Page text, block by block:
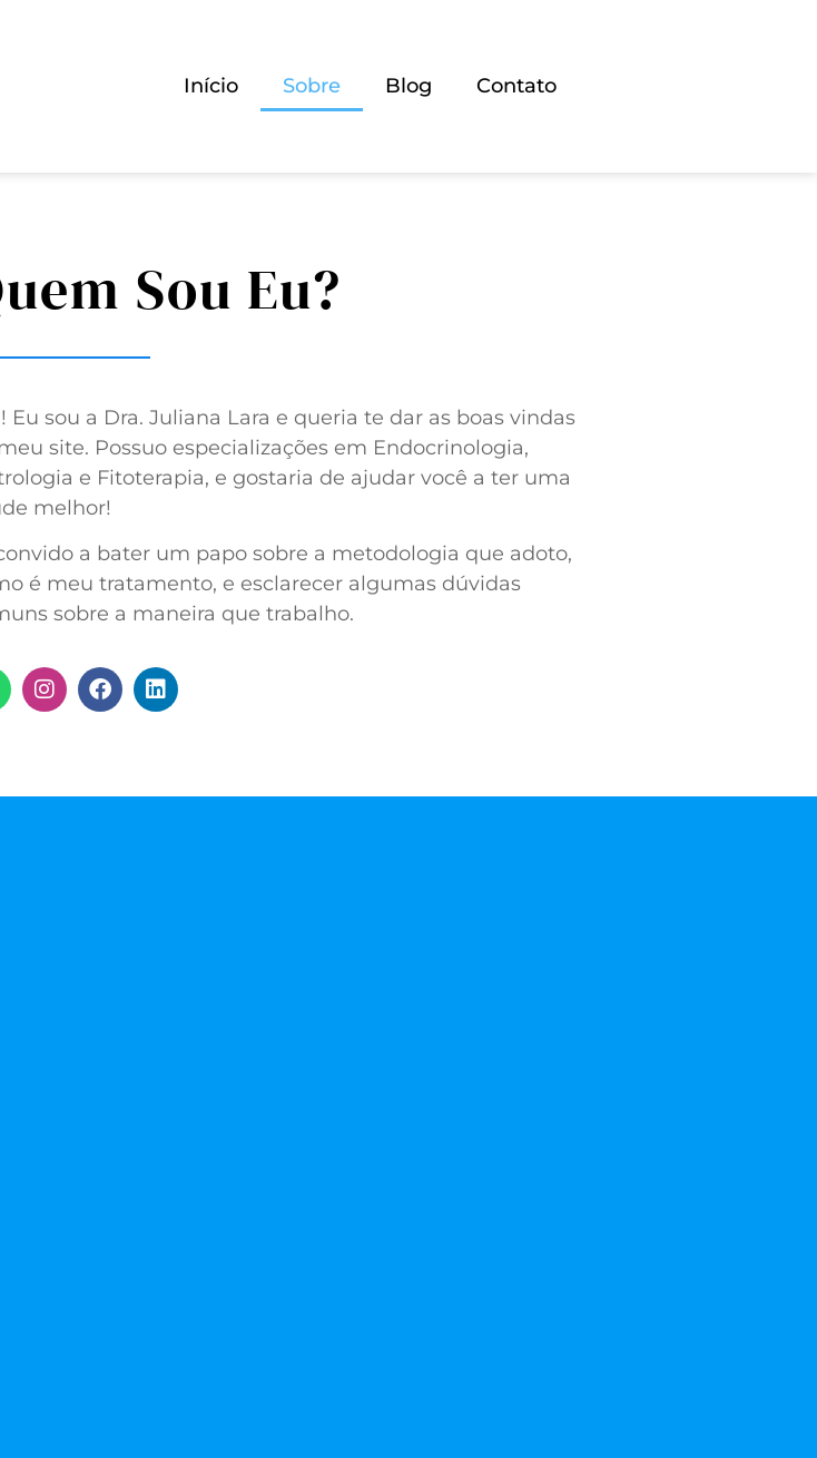
Início Sobre Blog Contato
Sou Eu?
Eu sou a Dra. Juliana Lara e queria te dar as boas vindas
site. Possuo especializações em Endocrinologia,
e Fitoterapia, e gostaria de ajudar você a ter uma
melhor!
a bater um papo sobre a metodologia que adoto,
é meu tratamento, e esclarecer algumas dúvidas
sobre a maneira que trabalho.